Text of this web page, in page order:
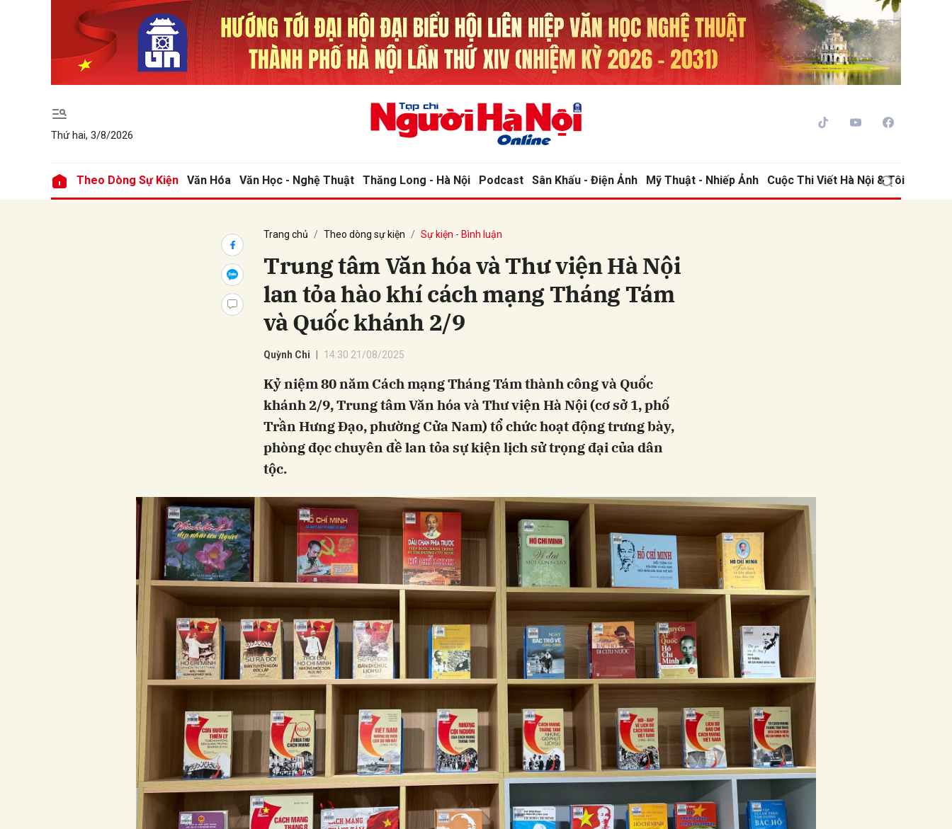
Thứ hai, 3/8/2026
Theo Dòng Sự Kiện Văn Hóa Văn Học - Nghệ Thuật Thăng Long - Hà Nội Podcast Sân Khấu - Điện Ảnh Mỹ Thuật - Nhiếp Ảnh Cuộc Thi Viết Hà Nội & Tôi
Trang chủ Theo dòng sự kiện Sự kiện - Bình luận
Trung tâm Văn hóa và Thư viện Hà Nội
lan tỏa hào khí cách mạng Tháng Tám
và Quốc khánh 2/9
Quỳnh Chi 14:30 21/08/2025
Kỷ niệm 80 năm Cách mạng Tháng Tám thành công và Quốc
khánh 2/9, Trung tâm Văn hóa và Thư viện Hà Nội (cơ sở 1, phố
Trần Hưng Đạo, phường Cửa Nam) tổ chức hoạt động trưng bày,
phòng đọc chuyên đề lan tỏa sự kiện lịch sử trọng đại của dân
tộc.
Gửi bình luận